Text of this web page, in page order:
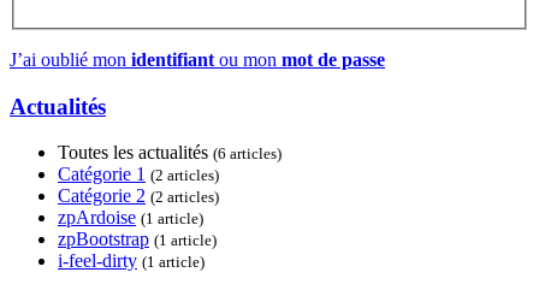
J’ai oublié mon identifiant ou mon mot de passe
Actualités
Toutes les actualités (6 articles)
Catégorie 1 (2 articles)
Catégorie 2 (2 articles)
zpArdoise (1 article)
zpBootstrap (1 article)
i-feel-dirty (1 article)